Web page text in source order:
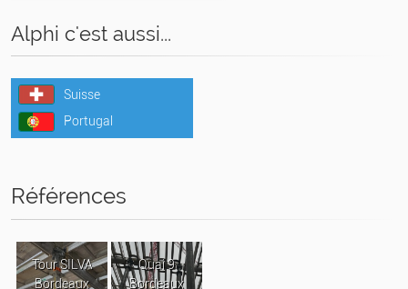
Alphi c'est aussi...
Suisse
Portugal
Références
Tour SILVA
Bordeaux
Quai 9
Bordeaux